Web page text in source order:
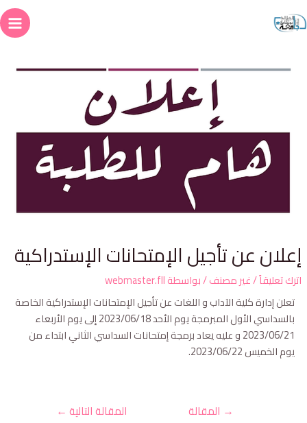
عن تأجيل الإمتحانات الإستدراكية
تعليقاً/غير مصنف/ بواسطةwebmaster.fll
تعلن إدارة كلية الآداب و اللغات عن تأجيل الإمتحانات الإستدراكية الخاصة
بالسداسي الأول المبرمجة يوم الأحد 2023/06/18 إلى يوم الأربعاء
2023/06/21 و عليه يعاد برمجة إمتحانات السداسي الثاني ابتداء من
يوم الخميس 2023/06/22.
→المقالة
المقالة التالية←